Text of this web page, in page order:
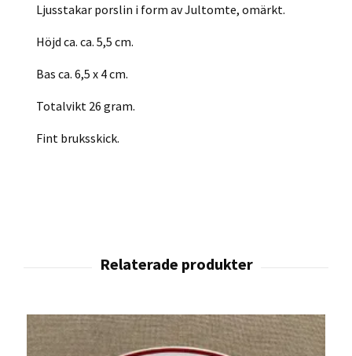
Ljusstakar porslin i form av Jultomte, omärkt.
Höjd ca. ca. 5,5 cm.
Bas ca. 6,5 x 4 cm.
Totalvikt 26 gram.
Fint bruksskick.